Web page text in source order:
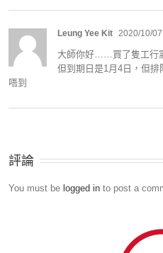
Leung Yee Kit 2020/10/
大師你好……買了隻工行
但到期日是1月4日，但
唔到
評論
You must be logged in to post a